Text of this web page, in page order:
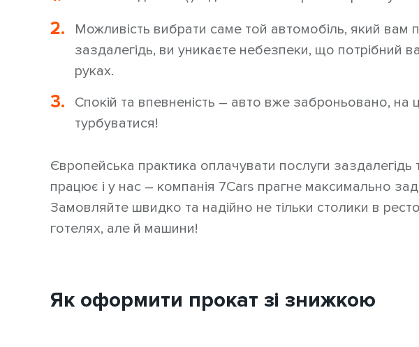
Можливість вибрати саме той автомобіль, який вам
заздалегідь, ви уникаєте небезпеки, що потрібний
руках.
Спокій та впевненість – авто вже заброньовано,
турбуватися!
Європейська практика оплачувати послуги заздалегідь
працює і у нас – компанія 7Cars прагне максимально
Замовляйте швидко та надійно не тільки столики в
готелях, але й машини!
Як оформити прокат зі знижкою